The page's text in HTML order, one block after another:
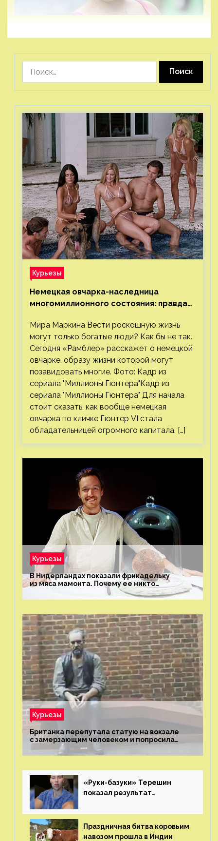
Курьезы
Немецкая овчарка-наследница
многомиллионного состояния: правда
Мира Маркина Вести роскошную жизнь
могут только богатые люди? Как бы не так.
Сегодня «Рамблер» расскажет о немецкой
овчарке, образу жизни которой могут
позавидовать многие. Фото: Кадр из
сериала "Миллионы Гюнтера"Кадр из
сериала "Миллионы Гюнтера" Для начала
стоит сказать, как вообще немецкая
овчарка по кличке Гюнтер VI стала
обладательницей огромного капитала. […]
Курьезы
В Нидерландах показали фрикадельку
из мяса мамонта. Почему ее никто
Курьезы
Британка перепутала статую на вокзале
с замерзающим человеком и попросила
о помощи
«Руки-базуки» Терешин
показал результат
Праздничная битва коровьим
навозом прошла в Индии